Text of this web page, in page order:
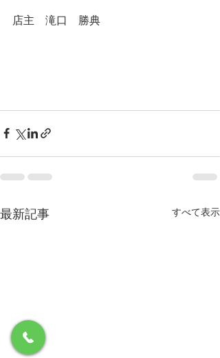
店主　滝口　勝典
最新記事 すべて表示